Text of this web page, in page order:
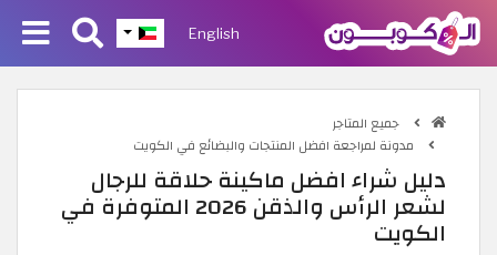
English
جميع المتاجر
مدونة لمراجعة افضل المنتجات والبضائع في الكويت
دليل شراء افضل ماكينة حلاقة للرجال
لشعر الرأس والذقن 2026 المتوفرة في
الكويت